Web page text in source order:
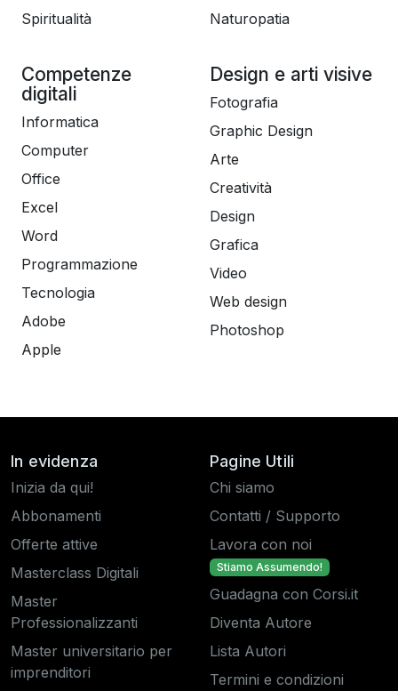
Spiritualità
Naturopatia
Competenze
digitali
Informatica
Computer
Office
Excel
Word
Programmazione
Tecnologia
Adobe
Apple
Design e arti visive
Fotografia
Graphic Design
Arte
Creatività
Design
Grafica
Video
Web design
Photoshop
In evidenza
Inizia da qui!
Abbonamenti
Offerte attive
Masterclass Digitali
Master
Professionalizzanti
Master universitario per
imprenditori
Pagine Utili
Chi siamo
Contatti / Supporto
Lavora con noi
Stiamo Assumendo!
Guadagna con Corsi.it
Diventa Autore
Lista Autori
Termini e condizioni